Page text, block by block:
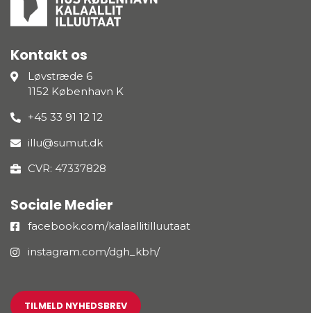
Kontakt os
Løvstræde 6
1152 København K
+45 33 91 12 12
illu@sumut.dk
CVR: 47337828
Sociale Medier
facebook.com/kalaallitilluutaat
instagram.com/dgh_kbh/
TILMELD NYHEDSBREV